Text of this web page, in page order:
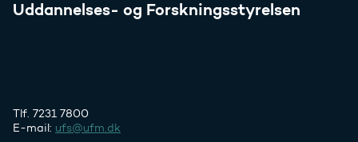
Uddannelses- og Forskningsstyrelsen
Tlf. 7231 7800
E-mail: ufs@ufm.dk